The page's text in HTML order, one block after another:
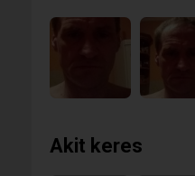
Akit keres